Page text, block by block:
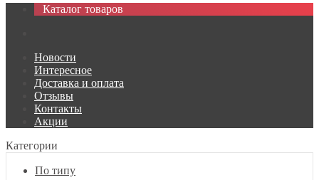
Каталог товаров
Новости
Интересное
Доставка и оплата
Отзывы
Контакты
Акции
Категории
По типу